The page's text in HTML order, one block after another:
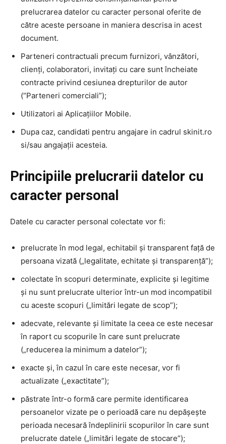
prelucrarea datelor cu caracter personal oferite de
către aceste persoane in maniera descrisa in acest
document.
Parteneri contractuali precum furnizori, vânzători,
clienți, colaboratori, invitați cu care sunt încheiate
contracte privind cesiunea drepturilor de autor
(“Parteneri comerciali”);
Utilizatori ai Aplicațiilor Mobile.
Dupa caz, candidati pentru angajare in cadrul skinit.ro
si/sau angajații acesteia.
Principiile prelucrarii datelor cu
caracter personal
Datele cu caracter personal colectate vor fi:
prelucrate în mod legal, echitabil și transparent față de
persoana vizată („legalitate, echitate și transparență”);
colectate în scopuri determinate, explicite și legitime
și nu sunt prelucrate ulterior într-un mod incompatibil
cu aceste scopuri („limitări legate de scop”);
adecvate, relevante și limitate la ceea ce este necesar
în raport cu scopurile în care sunt prelucrate
(„reducerea la minimum a datelor”);
exacte și, în cazul în care este necesar, vor fi
actualizate („exactitate”);
păstrate într-o formă care permite identificarea
persoanelor vizate pe o perioadă care nu depășește
perioada necesară îndeplinirii scopurilor în care sunt
prelucrate datele („limitări legate de stocare”);